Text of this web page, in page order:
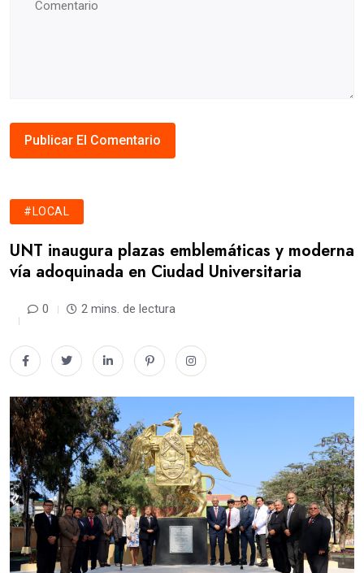
#LOCAL
UNT inaugura plazas emblemáticas y moderna
vía adoquinada en Ciudad Universitaria
0 2 mins. de lectura